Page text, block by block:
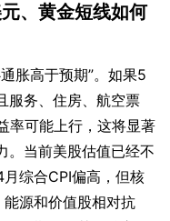
、黄金短线如何
胀高于预期”。如果5
服务、住房、航空票
率可能上行，这将显著
。当前美股估值已经不
综合CPI偏高，但核
源和价值股相对抗